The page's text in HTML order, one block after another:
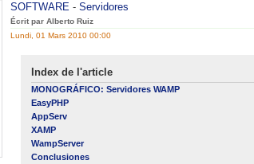
SOFTWARE - Servidores
Écrit par Alberto Ruiz
Lundi, 01 Mars 2010 00:00
Index de l'article
MONOGRÁFICO: Servidores WAMP
EasyPHP
AppServ
XAMP
WampServer
Conclusiones